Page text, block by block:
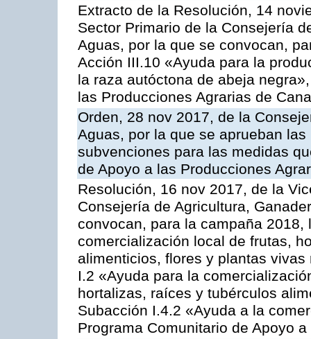
Extracto de la Resolución, 14
Sector Primario de la Consejería
Aguas, por la que se convocan,
Acción III.10 «Ayuda para la
la raza autóctona de abeja
las Producciones Agrarias de
Orden, 28 nov 2017, de la
Aguas, por la que se aprueban
subvenciones para las medidas
de Apoyo a las Producciones
Resolución, 16 nov 2017, de la
Consejería de Agricultura,
convocan, para la campaña 2018,
comercialización local de frutas,
alimenticios, flores y plantas
I.2 «Ayuda para la
hortalizas, raíces y tubérculos
Subacción I.4.2 «Ayuda a la
Programa Comunitario de Apoyo